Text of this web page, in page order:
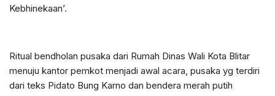
Kebhinekaan’.
Ritual bendholan pusaka dari Rumah Dinas Wali Kota Blitar
menuju kantor pemkot menjadi awal acara, pusaka yg terdiri
dari teks Pidato Bung Karno dan bendera merah putih